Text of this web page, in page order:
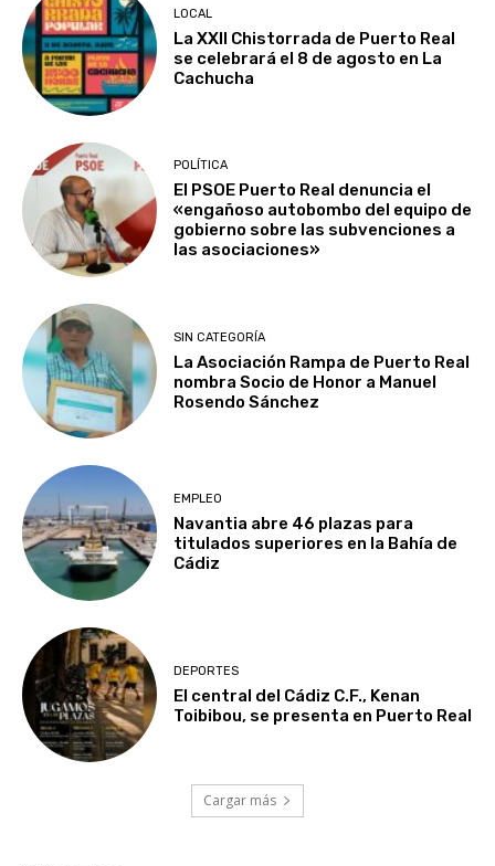
LOCAL
La XXII Chistorrada de Puerto Real
se celebrará el 8 de agosto en La
Cachucha
POLÍTICA
El PSOE Puerto Real denuncia el
«engañoso autobombo del equipo de
gobierno sobre las subvenciones a
las asociaciones»
SIN CATEGORÍA
La Asociación Rampa de Puerto Real
nombra Socio de Honor a Manuel
Rosendo Sánchez
EMPLEO
Navantia abre 46 plazas para
titulados superiores en la Bahía de
Cádiz
DEPORTES
El central del Cádiz C.F., Kenan
Toibibou, se presenta en Puerto Real
Cargar más